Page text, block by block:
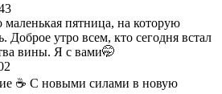
маленькая пятница, на которую
Доброе утро всем, кто сегодня встал
вины. Я с вами🤭
☕️ С новыми силами в новую